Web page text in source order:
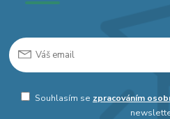
Souhlasím se zpracováním